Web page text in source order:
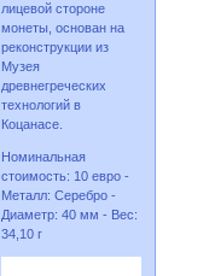
лицевой стороне
монеты, основан на
реконструкции из
Музея
древнегреческих
технологий в
Коцанасе.
Номинальная
стоимость: 10 евро -
Металл: Серебро -
Диаметр: 40 мм - Вес:
34,10 г